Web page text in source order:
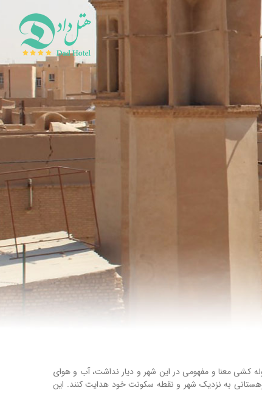
کشی معنا و مفهومی در این شهر و دیار نداشت، آب و هوای
به نزدیک شهر و نقطه سکونت خود هدایت کنند. این